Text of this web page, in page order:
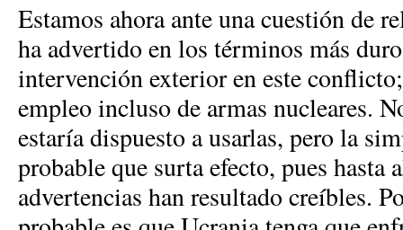
Estamos ahora ante una cuestión de
ha advertido en los términos más
intervención exterior en este
empleo incluso de armas nucleares.
estaría dispuesto a usarlas, pero la
probable que surta efecto, pues hasta
advertencias han resultado creíbles.